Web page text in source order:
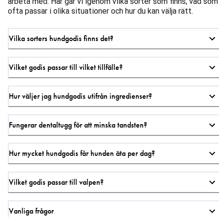
ofta passar i olika situationer och hur du kan välja rätt.
Vilka sorters hundgodis finns det?
Vilket godis passar till vilket tillfälle?
Hur väljer jag hundgodis utifrån ingredienser?
Fungerar dentaltugg för att minska tandsten?
Hur mycket hundgodis får hunden äta per dag?
Vilket godis passar till valpen?
Vanliga frågor